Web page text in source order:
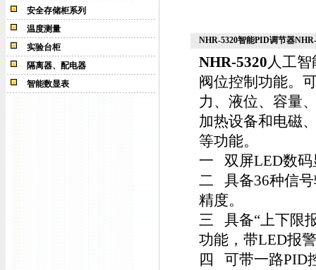
安全存储柜系列
温度测量
实验台柜
隔离器、配电器
智能数显表
NHR-5320智能PID调节器
NHR-5320人工
阀位控制功能。
力、液位、容量
加热设备和电磁
等功能。
一 双屏LED数码
二 具备36种信号
精度。
三 具备“上下限
功能，带LED报
四 可带一路PID